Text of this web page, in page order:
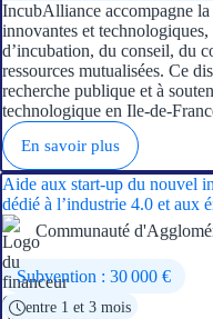
IncubAlliance accompagne la
innovantes et
d’incubation, du conseil, du
ressources mutualisées. Ce
recherche publique et à
technologique en Ile-de-
En savoir plus
Aide aux start-up du nouvel
dédié à l’industrie 4.0 et aux
Communauté
Subvention : 30 000 €
entre 1 et 3 mois